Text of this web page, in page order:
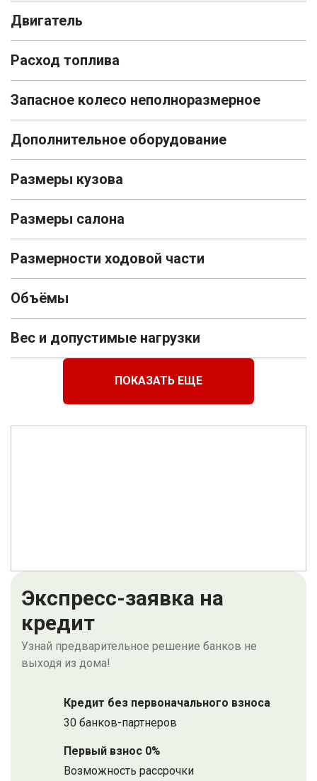
Двигатель
Расход топлива
Запасное колесо неполноразмерное
Дополнительное оборудование
Размеры кузова
Размеры салона
Размерности ходовой части
Объёмы
Вес и допустимые нагрузки
ПОКАЗАТЬ ЕЩЕ
Экспресс-заявка на
кредит
Узнай предварительное решение банков не
выходя из дома!
Кредит без первоначального взноса
30 банков-партнеров
Первый взнос 0%
Возможность рассрочки